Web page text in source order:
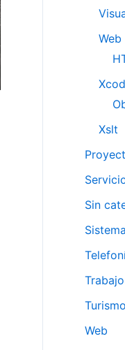
Web
Xslt
Sin
Trabajo
Turismo
Web